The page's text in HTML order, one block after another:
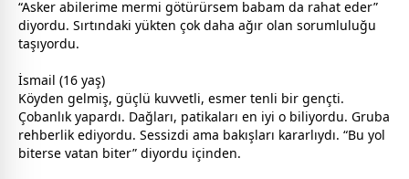
“Asker abilerime mermi götürürsem babam da rahat eder”
diyordu. Sırtındaki yükten çok daha ağır olan sorumluluğu
taşıyordu.
İsmail (16 yaş)
Köyden gelmiş, güçlü kuvvetli, esmer tenli bir gençti.
Çobanlık yapardı. Dağları, patikaları en iyi o biliyordu. Gruba
rehberlik ediyordu. Sessizdi ama bakışları kararlıydı. “Bu yol
biterse vatan biter” diyordu içinden.